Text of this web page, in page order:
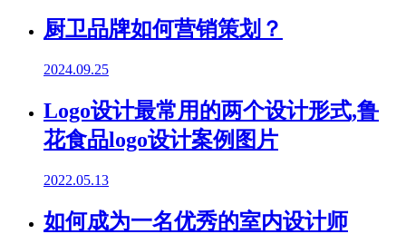
厨卫品牌如何营销策划？
2024.09.25
Logo设计最常用的两个设计形式,鲁
花食品logo设计案例图片
2022.05.13
如何成为一名优秀的室内设计师